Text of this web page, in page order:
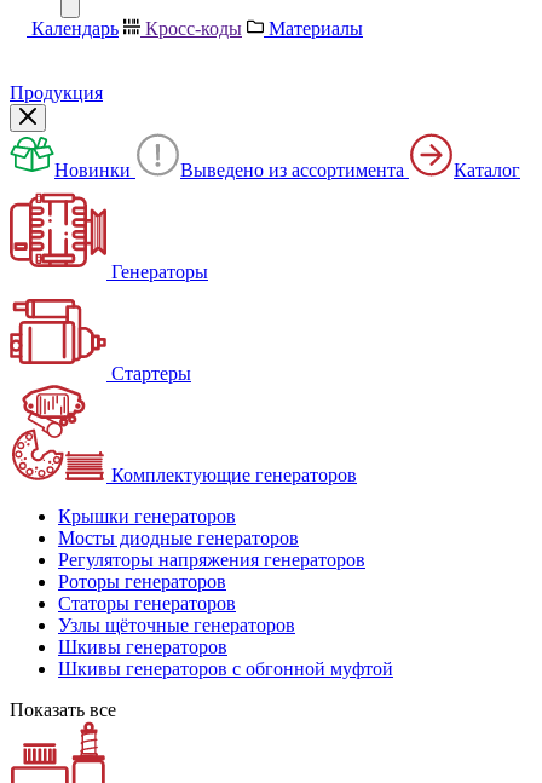
Календарь Кросс-коды Материалы
Продукция
Новинки Выведено из ассортимента Каталог
Генераторы
Стартеры
Комплектующие генераторов
Крышки генераторов
Мосты диодные генераторов
Регуляторы напряжения генераторов
Роторы генераторов
Статоры генераторов
Узлы щёточные генераторов
Шкивы генераторов
Шкивы генераторов с обгонной муфтой
Показать все